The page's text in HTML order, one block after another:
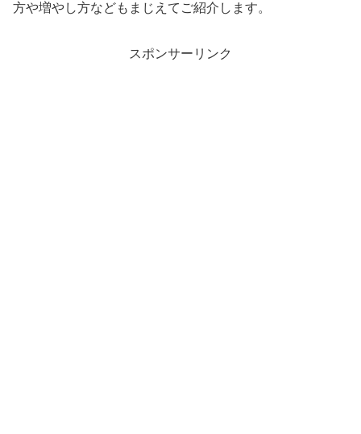
方や増やし方などもまじえてご紹介します。
スポンサーリンク